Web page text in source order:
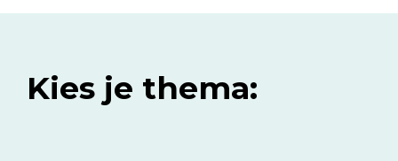
Kies je thema: